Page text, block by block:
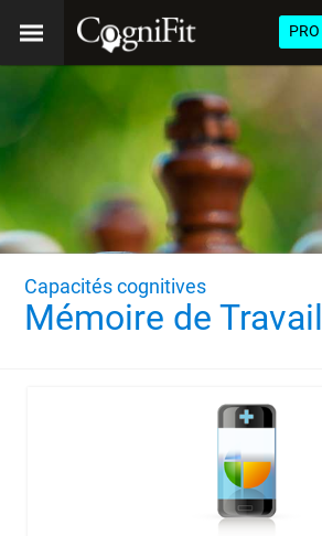
PRO
Capacités cognitives
Mémoire de Travail